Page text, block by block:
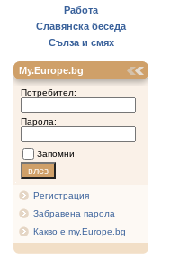
Работа
Славянска беседа
Сълза и смях
My.Europe.bg
Потребител:
Парола:
Запомни
Регистрация
Забравена парола
Какво е my.Europe.bg